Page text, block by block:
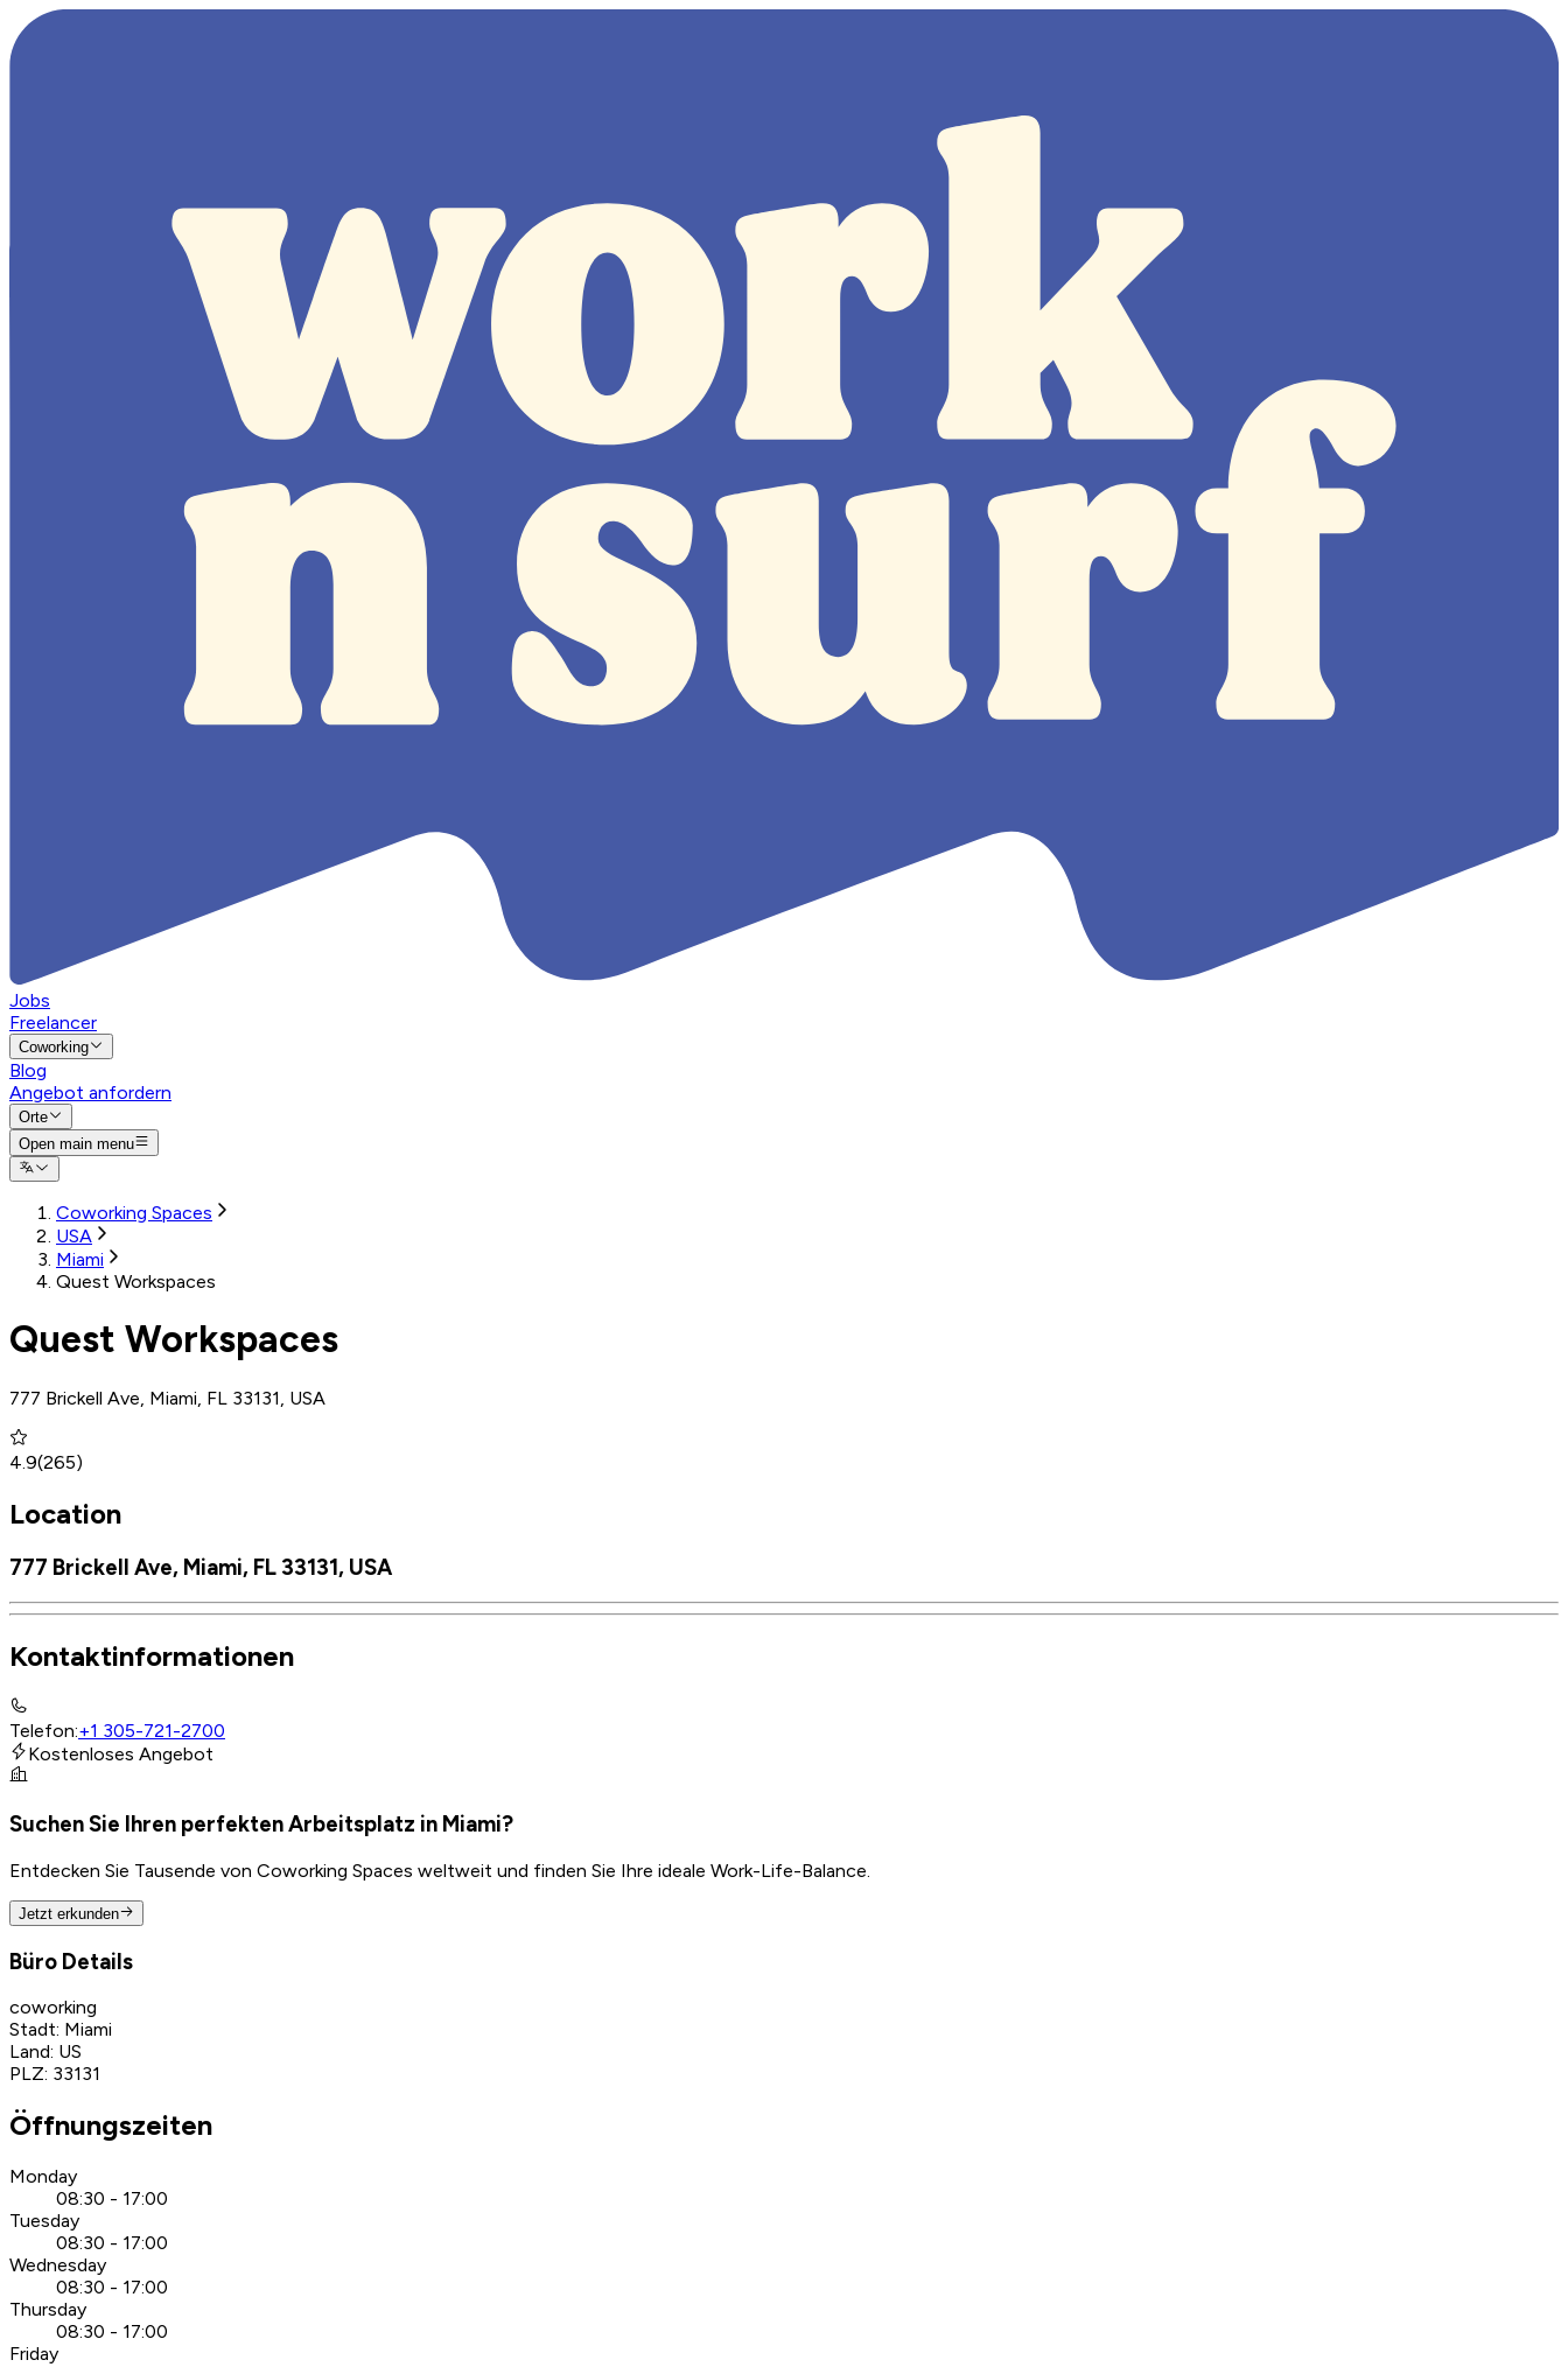
Jobs
Freelancer
Coworking
Blog
Angebot anfordern
Orte
Open main menu
Coworking Spaces
USA
Miami
Quest Workspaces
Quest Workspaces
777 Brickell Ave, Miami, FL 33131, USA
4.9(265)
Location
777 Brickell Ave, Miami, FL 33131, USA
Kontaktinformationen
Telefon:+1 305-721-2700
Kostenloses Angebot
Suchen Sie Ihren perfekten Arbeitsplatz in Miami?
Entdecken Sie Tausende von Coworking Spaces weltweit und finden Sie Ihre ideale Work-Life-Balance.
Jetzt erkunden
Büro Details
coworking
Stadt: Miami
Land: US
PLZ: 33131
Öffnungszeiten
Monday
08:30 - 17:00
Tuesday
08:30 - 17:00
Wednesday
08:30 - 17:00
Thursday
08:30 - 17:00
Friday